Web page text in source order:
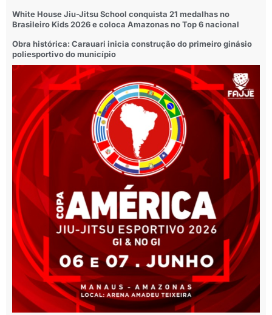
White House Jiu-Jitsu School conquista 21 medalhas no
Brasileiro Kids 2026 e coloca Amazonas no Top 6 nacional
Obra histórica: Carauari inicia construção do primeiro ginásio
poliesportivo do município